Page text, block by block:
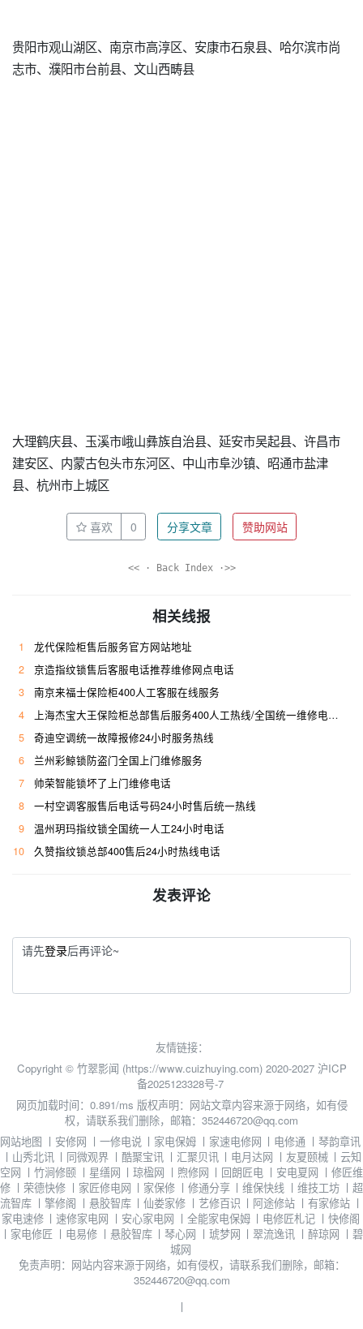
贵阳市观山湖区、南京市高淳区、安康市石泉县、哈尔滨市尚
志市、濮阳市台前县、文山西畴县
大理鹤庆县、玉溪市峨山彝族自治县、延安市吴起县、许昌市
建安区、内蒙古包头市东河区、中山市阜沙镇、昭通市盐津
县、杭州市上城区
喜欢 0 分享文章 赞助网站
<< · Back Index ·>>
相关线报
1
龙代保险柜售后服务官方网站地址
2
京造指纹锁售后客服电话推荐维修网点电话
3
南京来福士保险柜400人工客服在线服务
4
上海杰宝大王保险柜总部售后服务400人工热线/全国统一维修电话是多少
5
奇迪空调统一故障报修24小时服务热线
6
兰州彩鲸锁防盗门全国上门维修服务
7
帅荣智能锁坏了上门维修电话
8
一村空调客服售后电话号码24小时售后统一热线
9
温州玥玛指纹锁全国统一人工24小时电话
10
久赞指纹锁总部400售后24小时热线电话
发表评论
请先登录后再评论~
友情链接：
Copyright © 竹翠影闻 (https://www.cuizhuying.com) 2020-2027 沪ICP
备2025123328号-7
网页加载时间：0.891/ms 版权声明：网站文章内容来源于网络，如有侵
权，请联系我们删除，邮箱：352446720@qq.com
网站地图 丨 安修网 丨 一修电说 丨 家电保姆 丨 家速电修网 丨 电修通 丨琴韵章讯
丨 山秀北讯 丨 同微观界 丨 酷聚宝讯 丨 汇聚贝讯 丨 电月达网 丨 友夏颐械 丨云知
空网 丨 竹涧修颐 丨 星缮网 丨琼楹网 丨 煦修网 丨 回朗匠电 丨 安电夏网 丨 修匠维
修 丨 荣德快修 丨 家匠修电网 丨 家保修 丨 修通分享 丨维保快线 丨维技工坊 丨 超
流智库 丨 擎修阁 丨 悬胶智库 丨仙娄家修 丨 艺修百识 丨 阿途修站 丨 有家修站 丨
家电速修 丨 速修家电网 丨 安心家电网 丨 全能家电保姆 丨 电修匠札记 丨 快修阁
丨 家电修匠 丨 电易修 丨 悬胶智库 丨琴心网 丨 琥梦网 丨翠流逸讯 丨醉琼网 丨 碧
城网
免责声明：网站内容来源于网络，如有侵权，请联系我们删除，邮箱：
352446720@qq.com
丨